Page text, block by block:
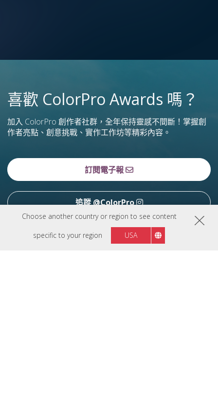
Choose another country or region to see content
specific to your region USA
喜歡 ColorPro Awards 嗎？
加入 ColorPro 創作者社群，全年保持靈感不間斷！掌握創
作者亮點、創意挑戰、實作工作坊等精彩內容。
訂閱電子報
追蹤 @ColorPro